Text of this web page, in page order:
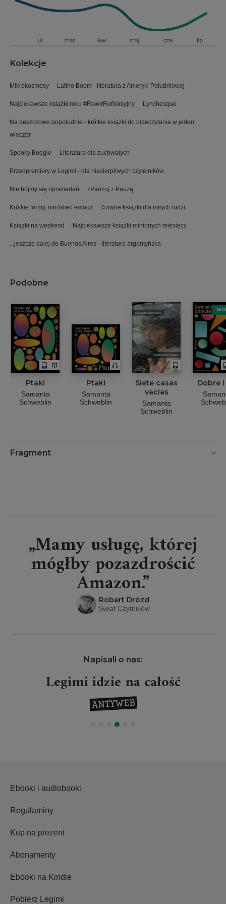
Kolekcje
Mikrokosmosy Latino Boom - literatura z Ameryki Południowej
Najciekawsze książki roku #RewirRefleksyjny Lynchesque
Na deszczowe popołudnie - krótkie książki do przeczytania w jeden
wieczór
Spooky Boogie Literatura dla zuchwałych
Przedpremiery w Legimi - dla niecierpliwych czytelników
Nie bójmy się opowiadań zPauzuj z Pauzą
Krótkie formy, mnóstwo emocji Dziwne książki dla miłych ludzi
Książki na weekend Najciekawsze książki minionych miesięcy
...jeszcze dalej do Buenos Aires - literatura argentyńska
Podobne
Ptaki
Samanta
Schweblin
Ptaki
Samanta
Schweblin
Siete casas
vacías
Samanta
Schweblin
Dobre i
Fragment
„Mamy usługę, której
mógłby pozazdrościć
Amazon.”
Robert Drózd
Świat Czytników
Napisali o nas:
Legimi idzie na całość
Ebooki i audiobooki
Regulaminy
Kup na prezent
Abonamenty
Ebooki na Kindle
Pobierz Legimi